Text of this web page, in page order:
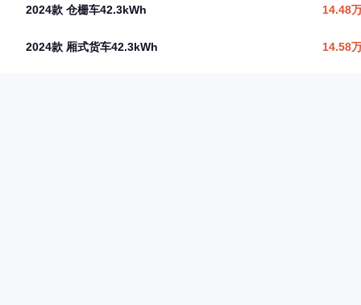
2024款 仓栅车42.3kWh 14.48
2024款 厢式货车42.3kWh 14.58